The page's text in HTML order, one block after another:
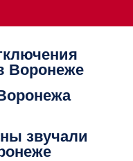
Воронеже
звучали